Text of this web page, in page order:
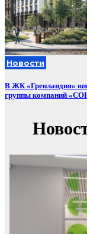
Новости
В ЖК «Гренландия»
группы компаний